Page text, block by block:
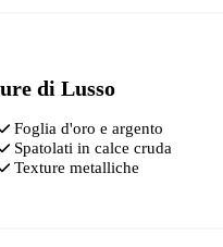
di Lusso
Foglia d'oro e argento
Spatolati in calce cruda
Texture metalliche